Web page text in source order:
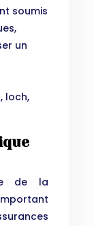
soumis
un
loch,
de la